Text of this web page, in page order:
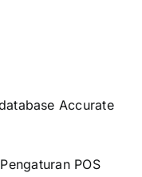
Accurate
POS